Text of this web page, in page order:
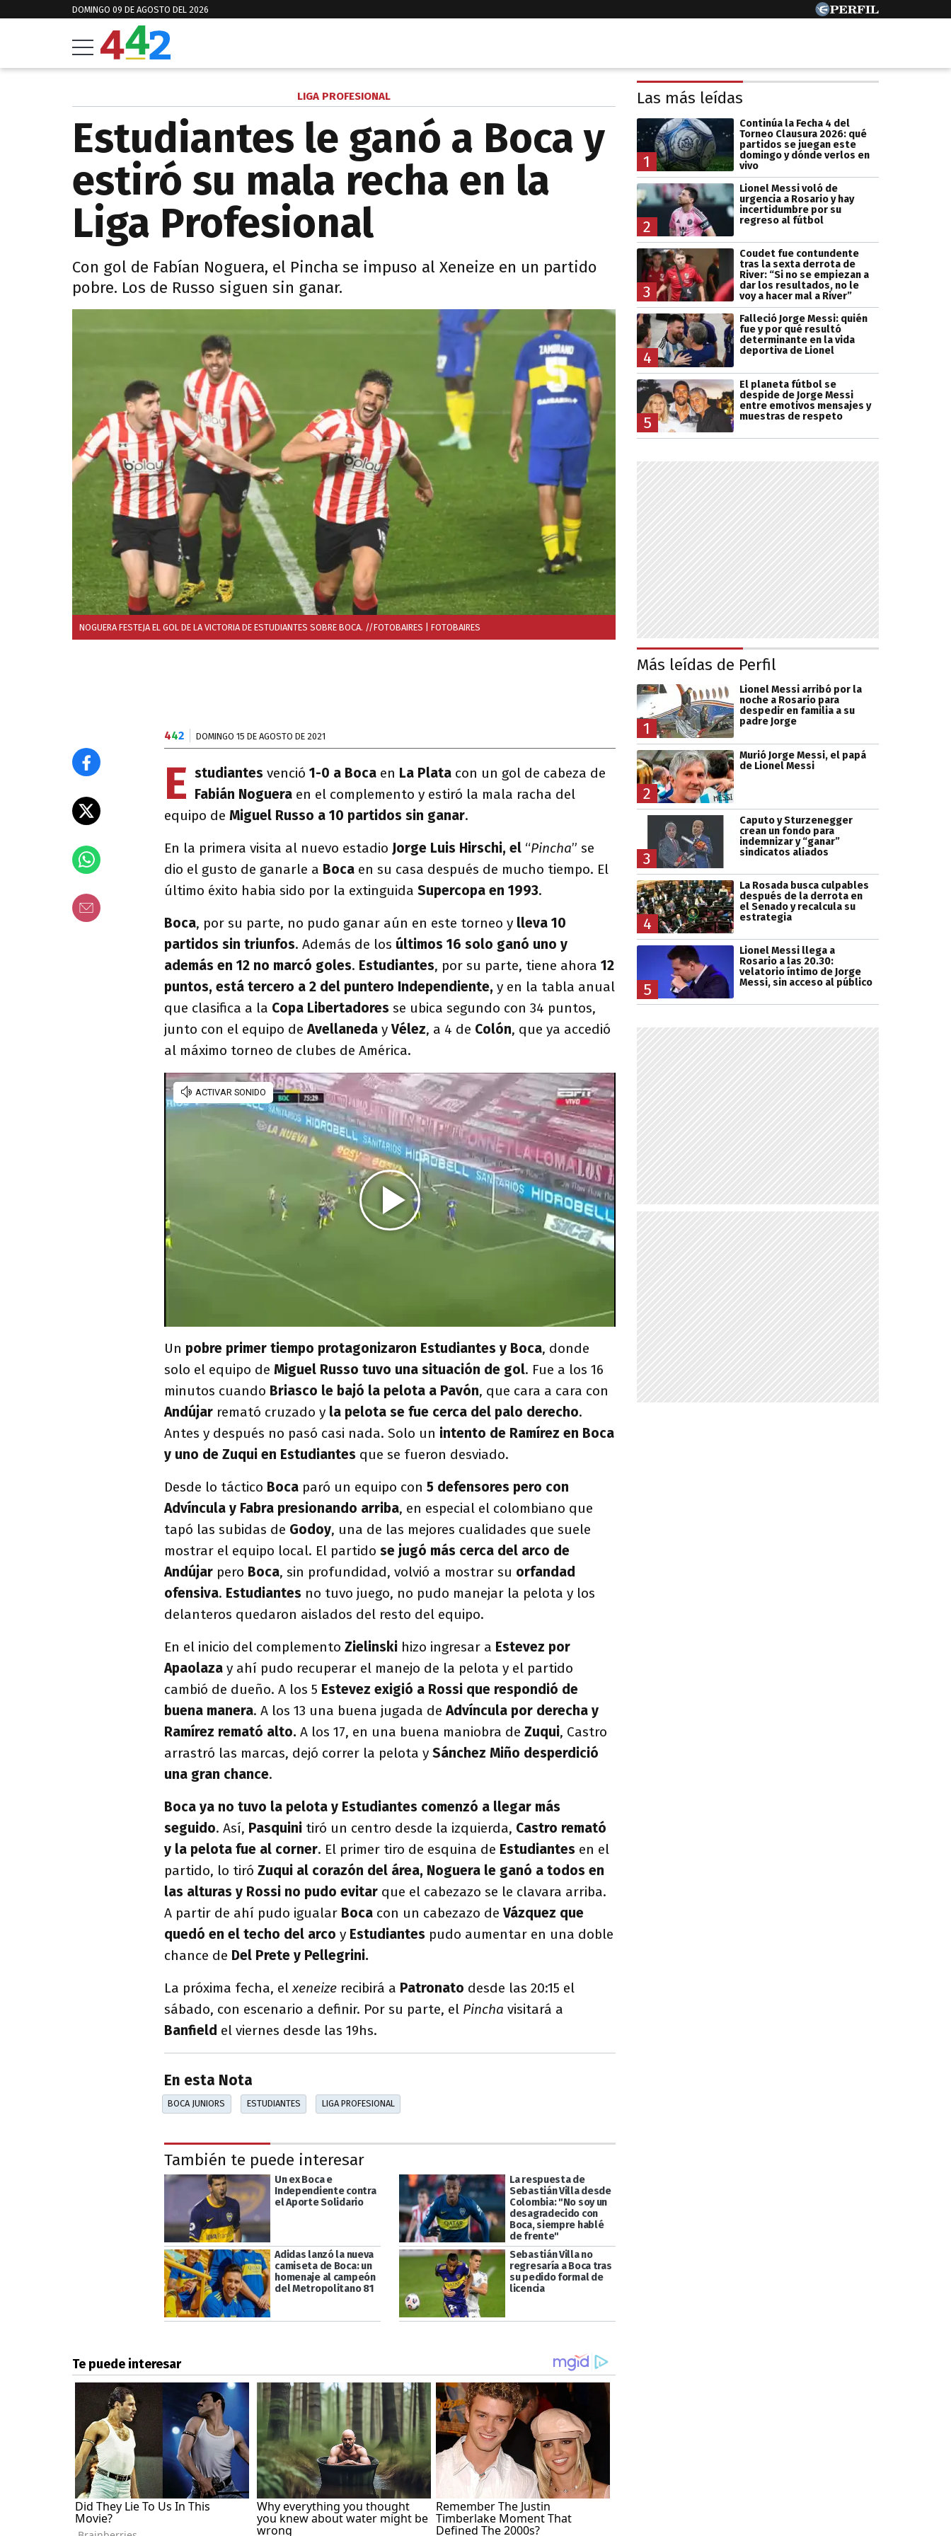
DOMINGO 09 DE AGOSTO DEL 2026
LIGA PROFESIONAL
Estudiantes le ganó a Boca y
estiró su mala recha en la
Liga Profesional
Con gol de Fabían Noguera, el Pincha se impuso al Xeneize en un partido
pobre. Los de Russo siguen sin ganar.
NOGUERA FESTEJA EL GOL DE LA VICTORIA DE ESTUDIANTES SOBRE BOCA. //FOTOBAIRES | FOTOBAIRES
442 DOMINGO 15 DE AGOSTO DE 2021
E studiantes venció 1-0 a Boca en La Plata con un gol de cabeza de
Fabián Noguera en el complemento y estiró la mala racha del
equipo de Miguel Russo a 10 partidos sin ganar.
En la primera visita al nuevo estadio Jorge Luis Hirschi, el “Pincha” se
dio el gusto de ganarle a Boca en su casa después de mucho tiempo. El
último éxito habia sido por la extinguida Supercopa en 1993.
Boca, por su parte, no pudo ganar aún en este torneo y lleva 10
partidos sin triunfos. Además de los últimos 16 solo ganó uno y
además en 12 no marcó goles. Estudiantes, por su parte, tiene ahora 12
puntos, está tercero a 2 del puntero Independiente, y en la tabla anual
que clasifica a la Copa Libertadores se ubica segundo con 34 puntos,
junto con el equipo deAvellaneda yVélez, a 4 de Colón, que ya accedió
al máximo torneo de clubes de América.
Un pobre primer tiempo protagonizaron Estudiantes y Boca, donde
solo el equipo de Miguel Russo tuvo una situación de gol. Fue a los 16
minutos cuando Briasco le bajó la pelota a Pavón, que cara a cara con
Andújar remató cruzado y la pelota se fue cerca del palo derecho.
Antes y después no pasó casi nada. Solo un intento de Ramírez en Boca
y uno de Zuqui en Estudiantes que se fueron desviado.
Desde lo táctico Boca paró un equipo con 5 defensores pero con
Advíncula y Fabra presionando arriba, en especial el colombiano que
tapó las subidas de Godoy, una de las mejores cualidades que suele
mostrar el equipo local. El partido se jugó más cerca del arco de
Andújar pero Boca, sin profundidad, volvió a mostrar su orfandad
ofensiva. Estudiantes no tuvo juego, no pudo manejar la pelota y los
delanteros quedaron aislados del resto del equipo.
En el inicio del complemento Zielinski hizo ingresar a Estevez por
Apaolaza y ahí pudo recuperar el manejo de la pelota y el partido
cambió de dueño. A los 5 Estevez exigió a Rossi que respondió de
buena manera. A los 13 una buena jugada deAdvíncula por derecha y
Ramírez remató alto. A los 17, en una buena maniobra de Zuqui, Castro
arrastró las marcas, dejó correr la pelota y Sánchez Miño desperdició
una gran chance.
Boca ya no tuvo la pelota y Estudiantes comenzó a llegar más
seguido. Así, Pasquini tiró un centro desde la izquierda, Castro remató
y la pelota fue al corner. El primer tiro de esquina de Estudiantes en el
partido, lo tiró Zuqui al corazón del área, Noguera le ganó a todos en
las alturas y Rossi no pudo evitar que el cabezazo se le clavara arriba.
A partir de ahí pudo igualar Boca con un cabezazo de Vázquez que
quedó en el techo del arco y Estudiantes pudo aumentar en una doble
chance de Del Prete y Pellegrini.
La próxima fecha, elxeneize recibirá a Patronato desde las 20:15 el
sábado, con escenario a definir. Por su parte, el Pincha visitará a
Banfield el viernes desde las 19hs.
En esta Nota
BOCA JUNIORS ESTUDIANTES LIGA PROFESIONAL
También te puede interesar
Un ex Boca e
Independiente contra
el Aporte Solidario
La respuesta de
Sebastián Villa desde
Colombia: "No soy un
desagradecido con
Boca, siempre hablé
de frente"
Adidas lanzó la nueva
camiseta de Boca: un
homenaje al campeón
del Metropolitano 81
Sebastián Villa no
regresaría a Boca tras
su pedido formal de
licencia
Las más leídas
1
Continúa la Fecha 4 del
Torneo Clausura 2026: qué
partidos se juegan este
domingo y dónde verlos en
vivo
2
Lionel Messi voló de
urgencia a Rosario y hay
incertidumbre por su
regreso al fútbol
3
Coudet fue contundente
tras la sexta derrota de
River: “Si no se empiezan a
dar los resultados, no le
voy a hacer mal a River”
4
Falleció Jorge Messi: quién
fue y por qué resultó
determinante en la vida
deportiva de Lionel
5
El planeta fútbol se
despide de Jorge Messi
entre emotivos mensajes y
muestras de respeto
Más leídas de Perfil
1
Lionel Messi arribó por la
noche a Rosario para
despedir en familia a su
padre Jorge
2
Murió Jorge Messi, el papá
de Lionel Messi
3
Caputo y Sturzenegger
crean un fondo para
indemnizar y “ganar”
sindicatos aliados
4
La Rosada busca culpables
después de la derrota en
el Senado y recalcula su
estrategia
5
Lionel Messi llega a
Rosario a las 20.30:
velatorio íntimo de Jorge
Messi, sin acceso al público